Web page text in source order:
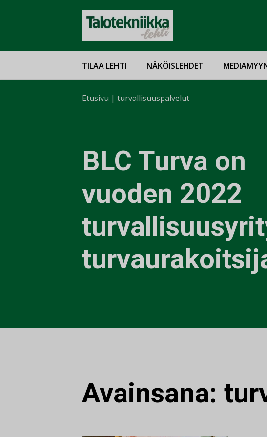
TILAA LEHTI NÄKÖISLEHDET
Etusivu | turvallisuuspalvelut
BLC Turva on
vuoden 2022
Avainsana: